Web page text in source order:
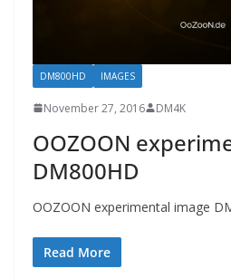
DM800HD IMAGES
November 27, 2016 DM4K
OOZOON
DM800HD
OOZOON experimental image
Read More